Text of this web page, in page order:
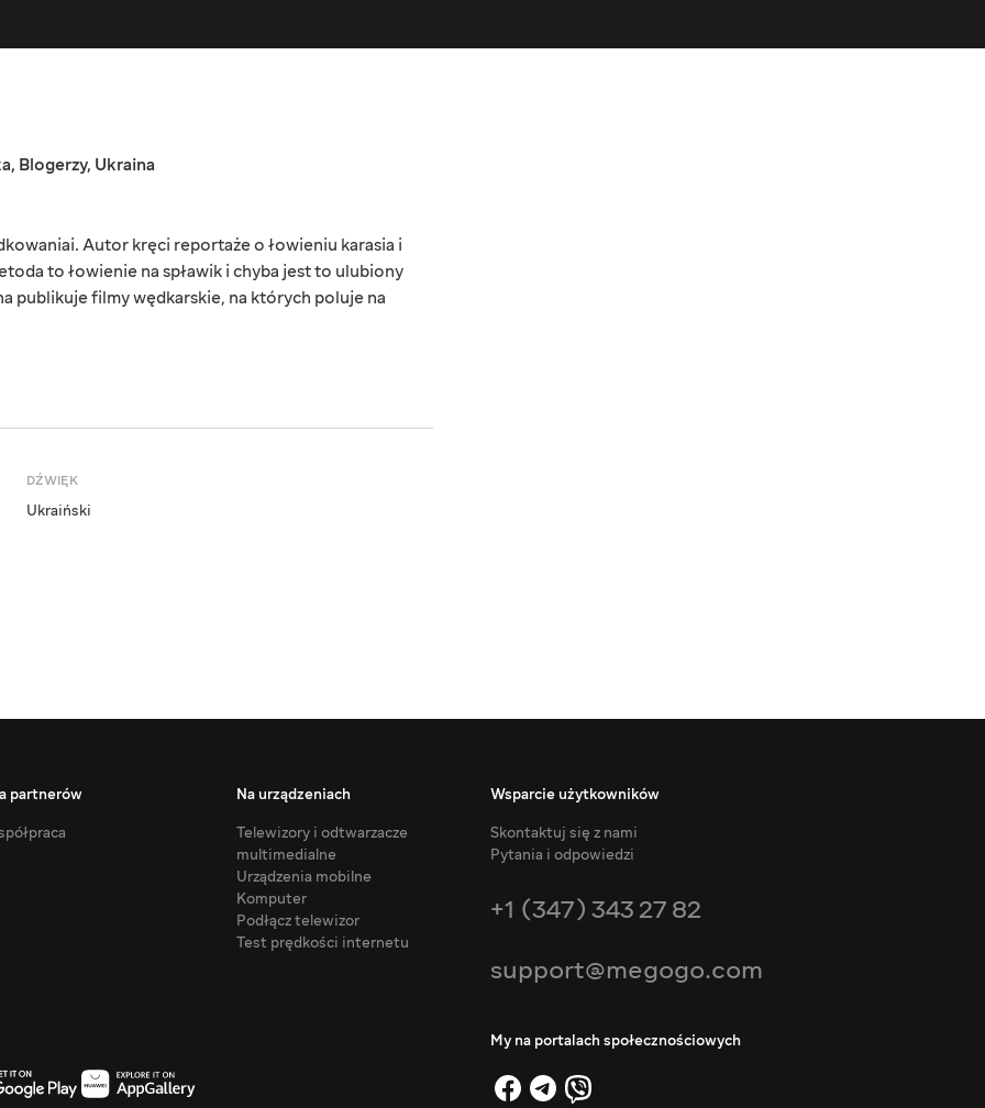
, Blogerzy, Ukraina
Autor kręci reportaże o łowieniu karasia i
to łowienie na spławik i chyba jest to ulubiony
publikuje filmy wędkarskie, na których poluje na
DŹWIĘK
Ukraiński
partnerów
Na urządzeniach
Telewizory i odtwarzacze
multimedialne
Urządzenia mobilne
Komputer
Podłącz telewizor
Test prędkości internetu
Wsparcie użytkowników
Skontaktuj się z nami
Pytania i odpowiedzi
+1 (347) 343 27 82
support@megogo.com
My na portalach społecznościowych